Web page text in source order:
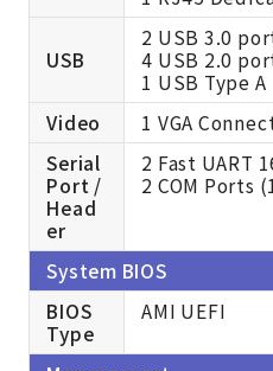
USB
2 USB 3.0
4 USB 2.0
1 USB Type A
Video
1 VGA
Serial
Port /
Head
er
2 Fast UART
2 COM Ports
System BIOS
BIOS
Type
AMI UEFI